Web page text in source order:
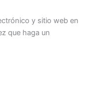
y sitio web en
que haga un